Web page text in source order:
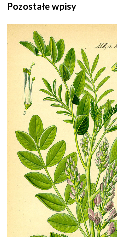
Pozostałe wpisy